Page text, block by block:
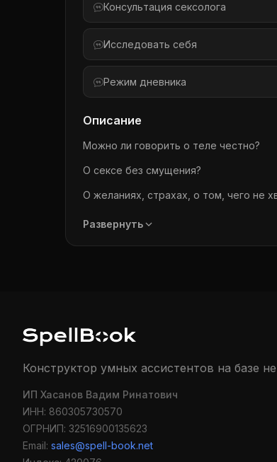
Консультация сексолога
Исследовать себя
Режим дневника
Описание
Можно ли говорить о теле честно?
О сексе без смущения?
О желаниях, страхах, о том, чего не
Я Евгения Парфёнова. Сексолог и
И я знаю, как часто мы замолкаем
О партнёре, которого любишь, но не
Этот ИИ‑ассистент создан, чтобы ты
Чтобы шаг за шагом разбираться в
Чтобы снова почувствовать, что
Ты можешь задать любой вопрос -
Развернуть
Конструктор умных ассистентов на базе
ИП Хасанов Вадим Ринатович
ИНН: 860305730570
ОГРНИП: 32516900135623
Email: sales@spell-book.net